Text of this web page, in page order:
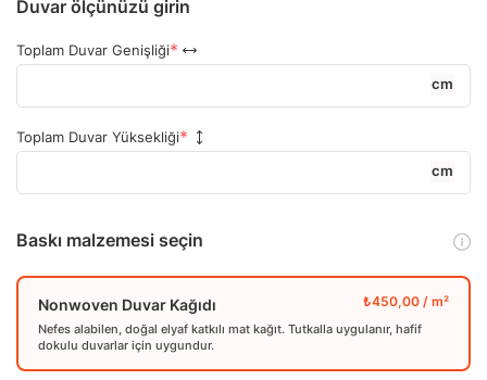
Duvar ölçünüzü girin
Toplam Duvar Genişliği
cm
Toplam Duvar Yüksekliği
cm
Baskı malzemesi seçin
Nonwoven Duvar Kağıdı
Nefes alabilen, doğal elyaf katkılı mat kağıt. Tutkalla uygulanır, hafif
dokulu duvarlar için uygundur.